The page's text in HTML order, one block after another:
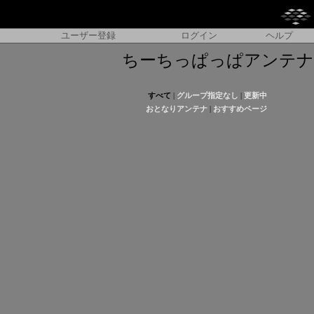
ユーザー登録 ログイン ヘルプ
ちーちっぱっぱアンテナ
すべて グループ指定なし
更新中
おとなりアンテナ| おすすめページ